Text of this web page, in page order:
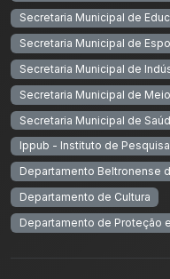
Secretaria Municipal de
Secretaria Municipal de
Secretaria Municipal de
Secretaria Municipal de
Secretaria Municipal de
Ippub - Instituto de
Departamento Beltronense
Departamento de Cultura
Departamento de Proteção